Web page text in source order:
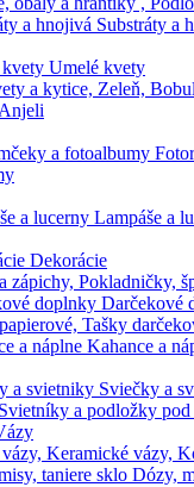
Substráty a
Umelé kvety
a kytice, Zeleň,
Anjeli
Lampáše a
Dekorácie
zápichy, Pokladničky,
Darčekové
Tašky
Kahance a
Sviečky a
Svietníky a podložky
Keramické vázy,
Dózy,